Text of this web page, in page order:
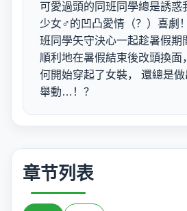
可愛過頭的同班同學總是誘
少女♂的凹凸愛情（？）喜劇
班同學矢守決心一起趁暑假期
順利地在暑假結束後改頭換面
何開始穿起了女裝， 還總是
舉動…！？
章节列表